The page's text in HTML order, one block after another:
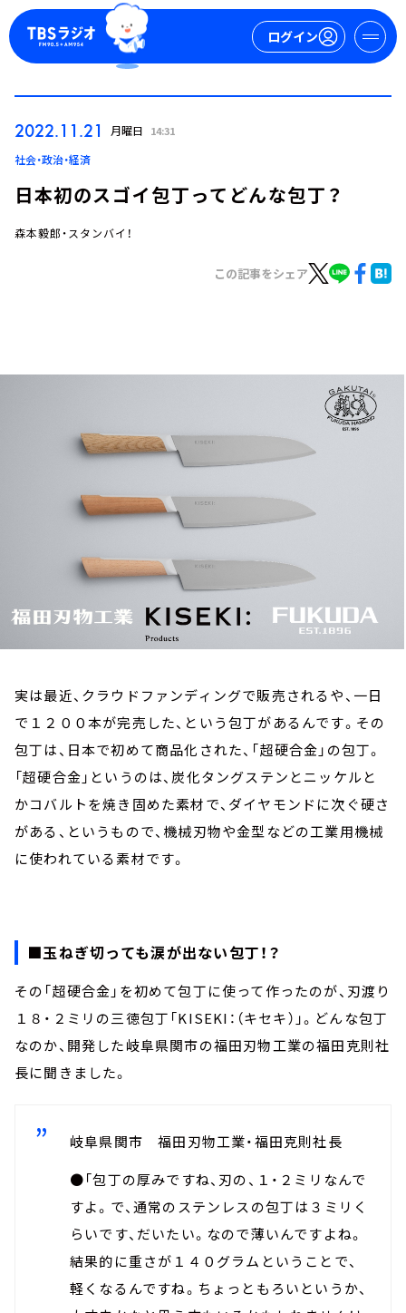
ログイン
トピックス
イベント・グッズ
YouTube
2022.11.21 月曜日 14:31
社会・政治・経済
日本初のスゴイ包丁ってどんな包丁？
森本毅郎・スタンバイ！
この記事をシェア
実は最近、クラウドファンディングで販売されるや、一日
で１２００本が完売した、という包丁があるんです。その
包丁は、日本で初めて商品化された、「超硬合金」の包丁。
「超硬合金」というのは、炭化タングステンとニッケルと
かコバルトを焼き固めた素材で、ダイヤモンドに次ぐ硬さ
がある、というもので、機械刃物や金型などの工業用機械
に使われている素材です。
■玉ねぎ切っても涙が出ない包丁！？
その「超硬合金」を初めて包丁に使って作ったのが、刃渡り
１８・２ミリの三徳包丁「KISEKI：（キセキ）」。どんな包丁
なのか、開発した岐阜県関市の福田刃物工業の福田克則社
長に聞きました。
岐阜県関市 福田刃物工業・福田克則社長
●「包丁の厚みですね、刃の、１・２ミリなんで
すよ。で、通常のステンレスの包丁は３ミリく
らいです、だいたい。なので薄いんですよね。
結果的に重さが１４０グラムということで、
軽くなるんですね。ちょっともろいというか、